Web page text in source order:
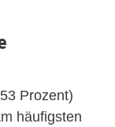
Prozent)
häufigsten